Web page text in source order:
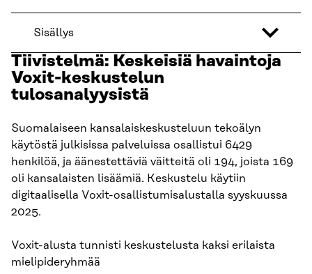
Sisällys
Tiivistelmä: Keskeisiä havaintoja
Voxit-keskustelun
tulosanalyysistä
Suomalaiseen kansalaiskeskusteluun tekoälyn
käytöstä julkisissa palveluissa osallistui 6429
henkilöä, ja äänestettäviä väitteitä oli 194, joista 169
oli kansalaisten lisäämiä. Keskustelu käytiin
digitaalisella Voxit-osallistumisalustalla syyskuussa
2025.
Voxit-alusta tunnisti keskustelusta kaksi erilaista
mielipideryhmää